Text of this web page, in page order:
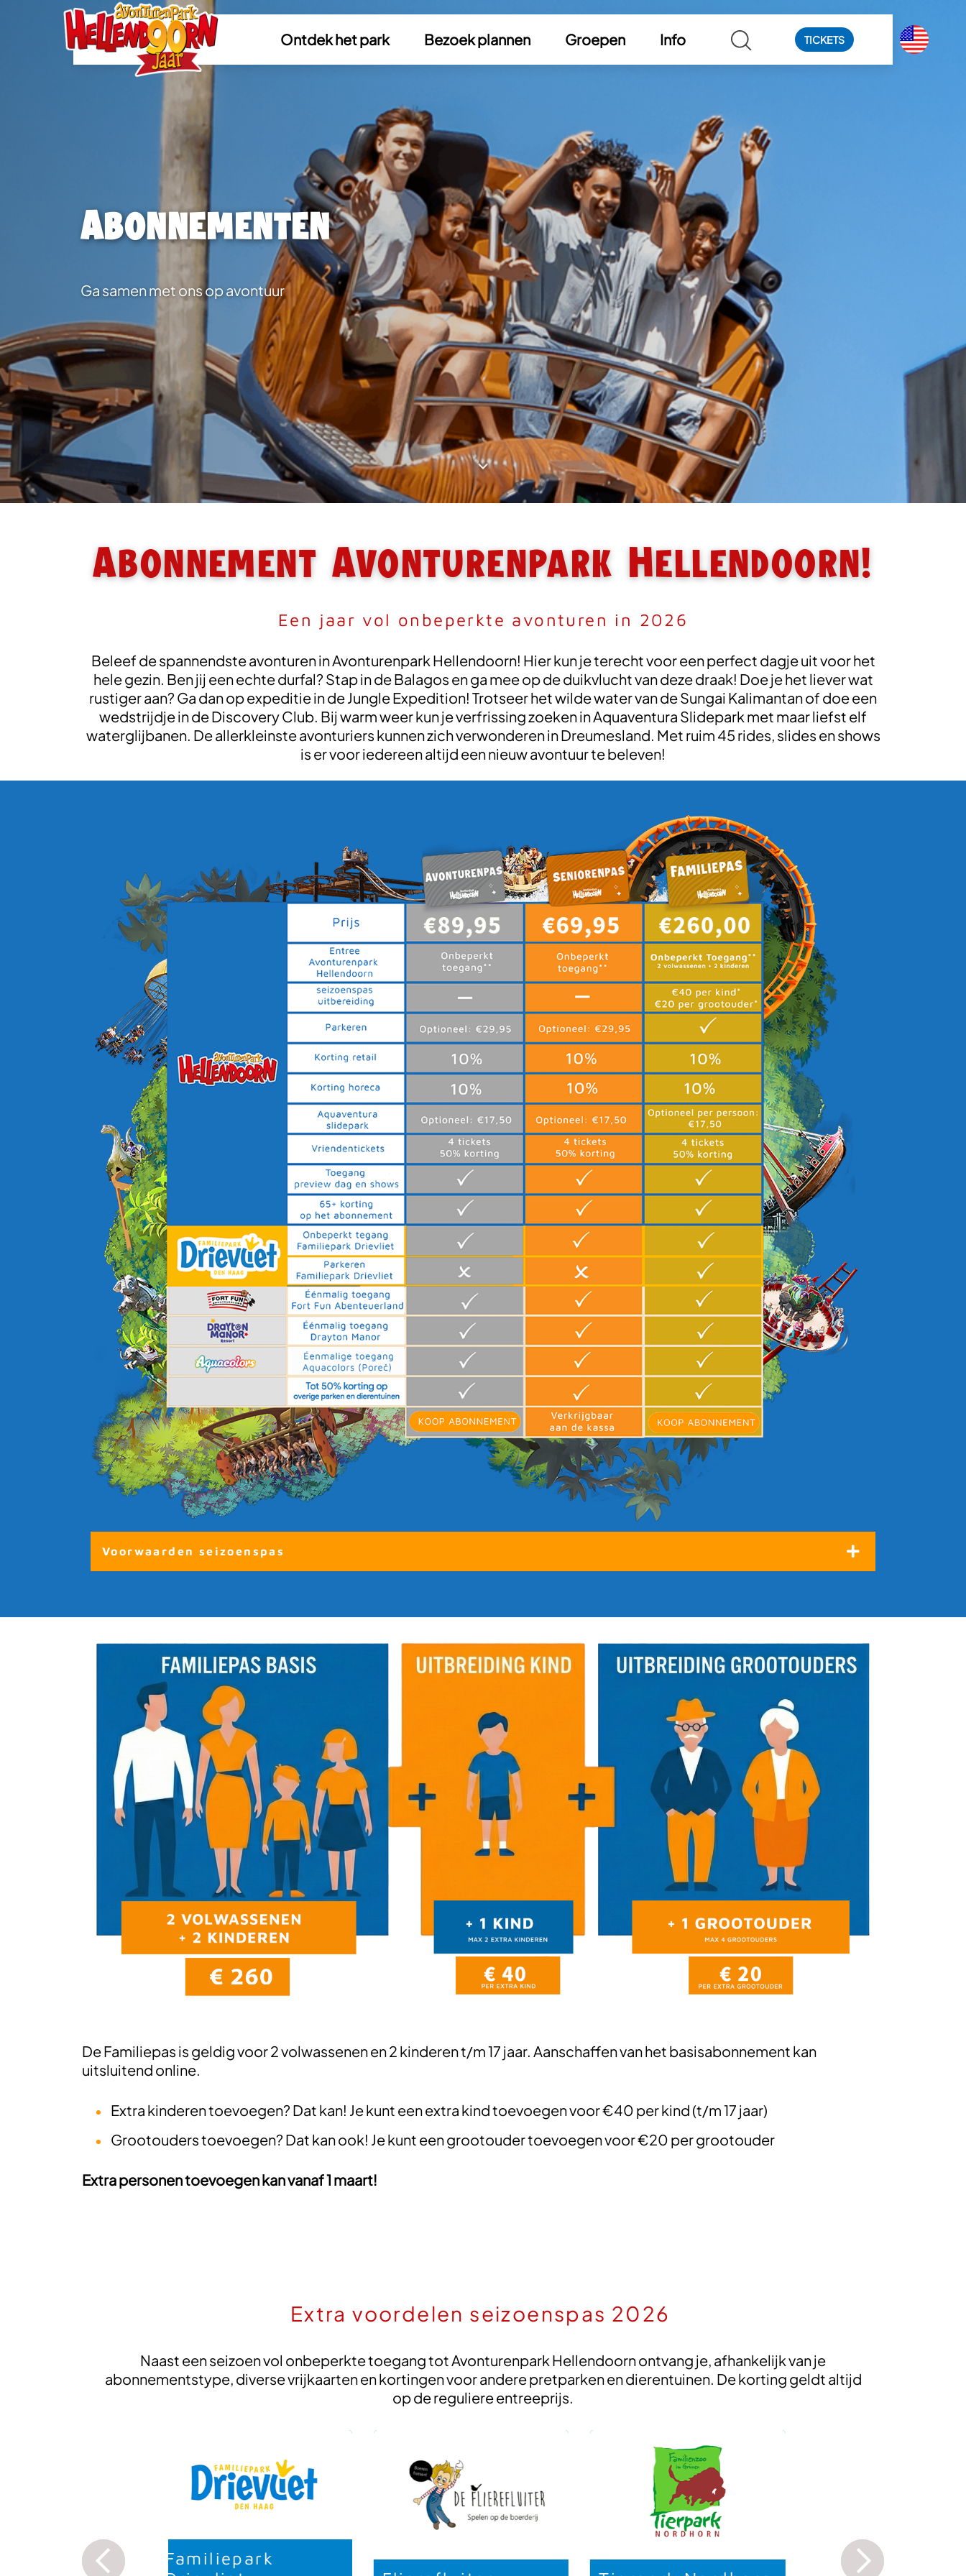
Ontdek het park Bezoek plannen Groepen Info TICKETS
Abonnementen
Ga samen met ons op avontuur
Abonnement Avonturenpark Hellendoorn!
Een jaar vol onbeperkte avonturen in 2026
Beleef de spannendste avonturen in Avonturenpark Hellendoorn! Hier kun je terecht voor een perfect dagje uit voor het
hele gezin. Ben jij een echte durfal? Stap in de Balagos en ga mee op de duikvlucht van deze draak! Doe je het liever wat
rustiger aan? Ga dan op expeditie in de Jungle Expedition! Trotseer het wilde water van de Sungai Kalimantan of doe een
wedstrijdje in de Discovery Club. Bij warm weer kun je verfrissing zoeken in Aquaventura Slidepark met maar liefst elf
waterglijbanen. De allerkleinste avonturiers kunnen zich verwonderen in Dreumesland. Met ruim 45 rides, slides en shows
is er voor iedereen altijd een nieuw avontuur te beleven!
Voorwaarden seizoenspas
De Familiepas is geldig voor 2 volwassenen en 2 kinderen t/m 17 jaar. Aanschaffen van het basisabonnement kan
uitsluitend online.
Extra kinderen toevoegen? Dat kan! Je kunt een extra kind toevoegen voor €40 per kind (t/m 17 jaar)
Grootouders toevoegen? Dat kan ook! Je kunt een grootouder toevoegen voor €20 per grootouder
Extra personen toevoegen kan vanaf 1 maart!
Extra voordelen seizoenspas 2026
Naast een seizoen vol onbeperkte toegang tot Avonturenpark Hellendoorn ontvang je, afhankelijk van je
abonnementstype, diverse vrijkaarten en kortingen voor andere pretparken en dierentuinen. De korting geldt altijd
op de reguliere entreeprijs.
Abenteurland